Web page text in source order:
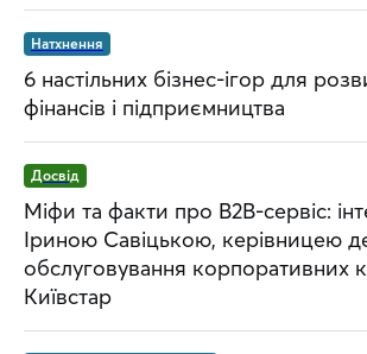
Натхнення
6 настільних бізнес-ігор для
фінансів і підприємництва
Досвід
Міфи та факти про B2B-сервіс:
Іриною Савіцькою, керівницею
обслуговування корпоративних
Київстар